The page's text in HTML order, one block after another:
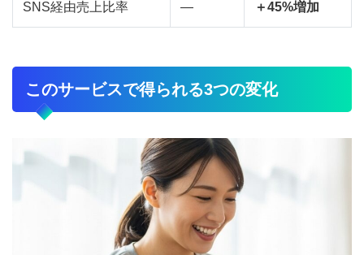
SNS経由売上比率 ― ＋45%増加
このサービスで得られる3つの変化